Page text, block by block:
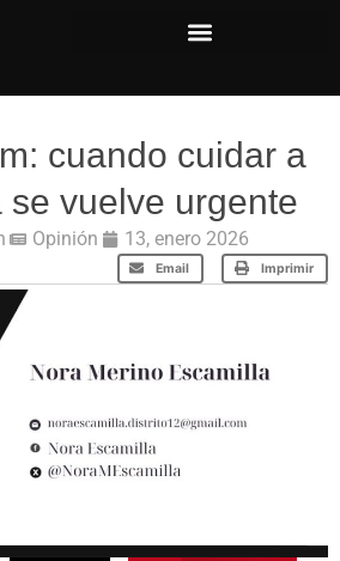
cuando cuidar a
se vuelve urgente
Opinión 13, enero 2026
Email Imprimir